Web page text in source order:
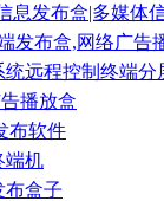
息发布盒|多媒体
发布盒,网络广告
远程控制终端分
播放盒
布软件
端机
布盒子